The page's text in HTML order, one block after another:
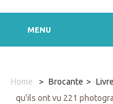
MENU
Home > Brocante >
qu'ils ont vu 221